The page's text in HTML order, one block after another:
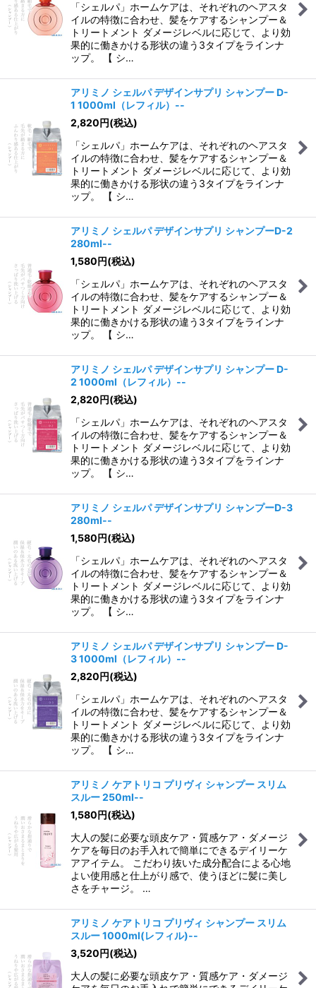
「シェルパ」ホームケアは、それぞれのヘアスタ
イルの特徴に合わせ、髪をケアするシャンプー＆
トリートメント ダメージレベルに応じて、より効
果的に働きかける形状の違う3タイプをラインナ
ップ。 【 シ…
アリミノ シェルパ デザインサプリ シャンプー D-
1 1000ml（レフィル）--
2,820円(税込)
「シェルパ」ホームケアは、それぞれのヘアスタ
イルの特徴に合わせ、髪をケアするシャンプー＆
トリートメント ダメージレベルに応じて、より効
果的に働きかける形状の違う3タイプをラインナ
ップ。 【 シ…
アリミノ シェルパ デザインサプリ シャンプーD-2
280ml--
1,580円(税込)
「シェルパ」ホームケアは、それぞれのヘアスタ
イルの特徴に合わせ、髪をケアするシャンプー＆
トリートメント ダメージレベルに応じて、より効
果的に働きかける形状の違う3タイプをラインナ
ップ。 【 シ…
アリミノ シェルパ デザインサプリ シャンプー D-
2 1000ml（レフィル）--
2,820円(税込)
「シェルパ」ホームケアは、それぞれのヘアスタ
イルの特徴に合わせ、髪をケアするシャンプー＆
トリートメント ダメージレベルに応じて、より効
果的に働きかける形状の違う3タイプをラインナ
ップ。 【 シ…
アリミノ シェルパ デザインサプリ シャンプーD-3
280ml--
1,580円(税込)
「シェルパ」ホームケアは、それぞれのヘアスタ
イルの特徴に合わせ、髪をケアするシャンプー＆
トリートメント ダメージレベルに応じて、より効
果的に働きかける形状の違う3タイプをラインナ
ップ。 【 シ…
アリミノ シェルパ デザインサプリ シャンプー D-
3 1000ml（レフィル）--
2,820円(税込)
「シェルパ」ホームケアは、それぞれのヘアスタ
イルの特徴に合わせ、髪をケアするシャンプー＆
トリートメント ダメージレベルに応じて、より効
果的に働きかける形状の違う3タイプをラインナ
ップ。 【 シ…
アリミノ ケアトリコ プリヴィ シャンプー スリム
スルー 250ml--
1,580円(税込)
大人の髪に必要な頭皮ケア・質感ケア・ダメージ
ケアを毎日のお手入れで簡単にできるデイリーケ
アアイテム。 こだわり抜いた成分配合による心地
よい使用感と仕上がり感で、使うほどに髪に美し
さをチャージ。 …
アリミノ ケアトリコ プリヴィ シャンプー スリム
スルー 1000ml(レフィル)--
3,520円(税込)
大人の髪に必要な頭皮ケア・質感ケア・ダメージ